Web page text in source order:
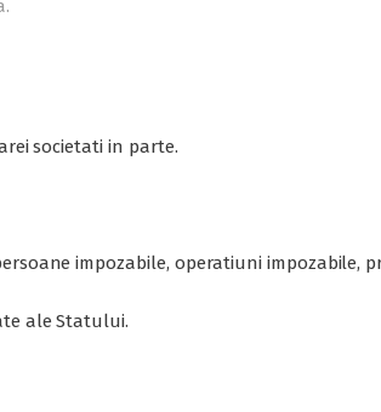
societati in parte.
impozabile, operatiuni impozabile,
ale Statului.